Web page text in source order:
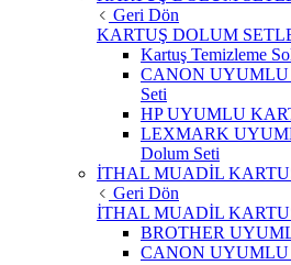
Geri Dön
KARTUŞ DOLUM
Kartuş Temizleme
CANON UYUMLU
Seti
HP UYUMLU
LEXMARK
Dolum Seti
İTHAL MUADİL
Geri Dön
İTHAL MUADİL
BROTHER
CANON